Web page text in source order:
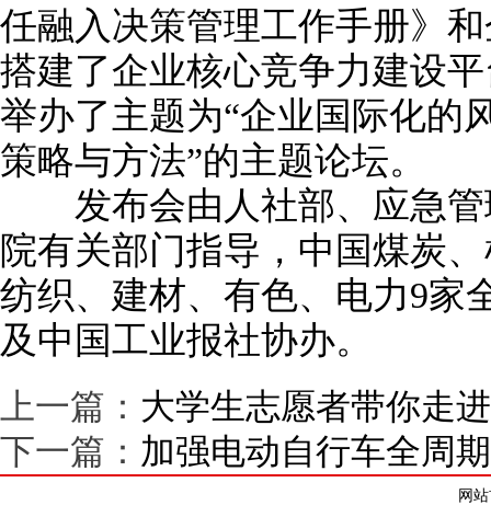
任融入决策管理工作手册》
搭建了企业核心竞争力建设
举办了主题为“企业国际化
策略与方法”的主题论坛。
发布会由人社部、应急管
院有关部门指导，中国煤炭
纺织、建材、有色、电力9家
及中国工业报社协办。
上一篇： 大学生志愿者带你走
下一篇： 加强电动自行车全周
网